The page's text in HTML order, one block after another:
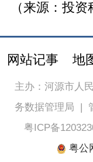
（来源：投资
网站记事 地
主办：河源市人
务数据管理局 |
粤ICP备
粤公